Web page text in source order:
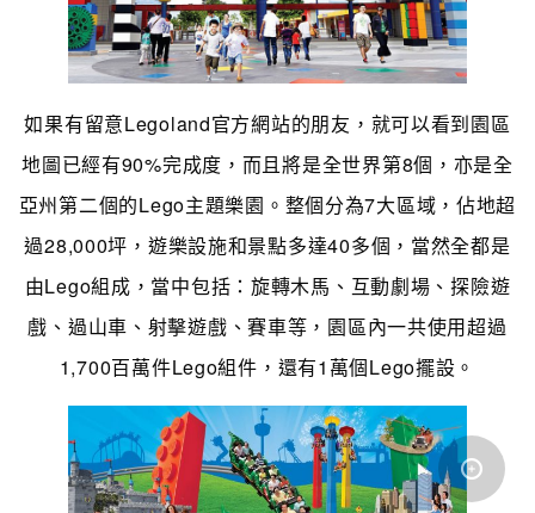
如果有留意Legoland官方網站的朋友，就可以看到園區
地圖已經有90%完成度，而且將是全世界第8個，亦是全
亞州第二個的Lego主題樂園。整個分為7大區域，佔地超
過28,000坪，遊樂設施和景點多達40多個，當然全都是
由Lego組成，當中包括：旋轉木馬、互動劇場、探險遊
戲、過山車、射擊遊戲、賽車等，園區內一共使用超過
1,700百萬件Lego組件，還有1萬個Lego擺設。